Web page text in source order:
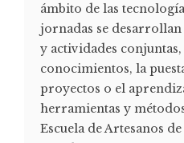
ámbito de las
jornadas se
y actividades
conocimientos, la
proyectos o el
herramientas y
Escuela de Artesanos